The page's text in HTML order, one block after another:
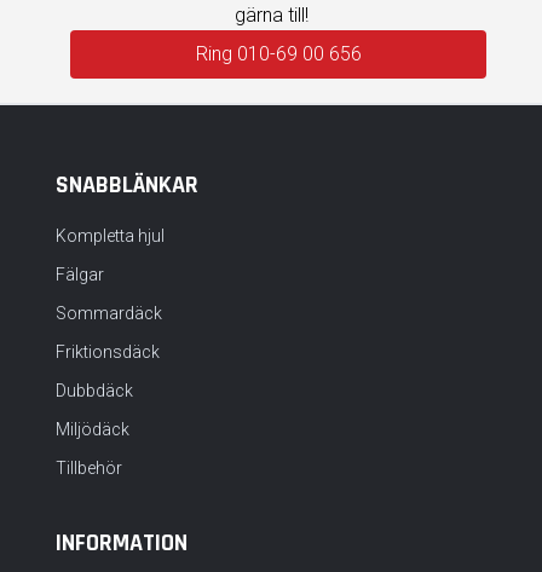
gärna till!
Ring 010-69 00 656
SNABBLÄNKAR
Kompletta hjul
Fälgar
Sommardäck
Friktionsdäck
Dubbdäck
Miljödäck
Tillbehör
INFORMATION